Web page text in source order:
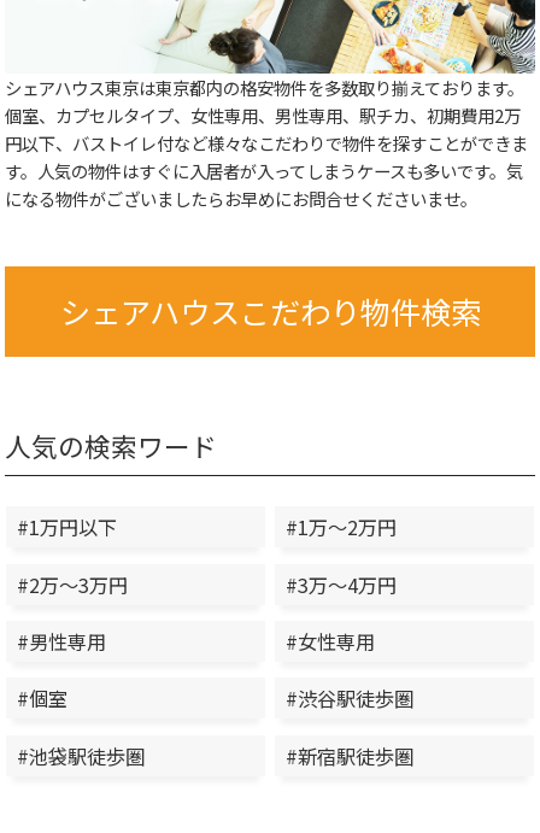
シェアハウス東京は東京都内の格安物件を多数取り揃えております。
個室、カプセルタイプ、女性専用、男性専用、駅チカ、初期費用2万
円以下、バストイレ付など様々なこだわりで物件を探すことができま
す。人気の物件はすぐに入居者が入ってしまうケースも多いです。気
になる物件がございましたらお早めにお問合せくださいませ。
シェアハウスこだわり物件検索
人気の検索ワード
#1万円以下
#1万～2万円
#2万～3万円
#3万～4万円
#男性専用
#女性専用
#個室
#渋谷駅徒歩圏
#池袋駅徒歩圏
#新宿駅徒歩圏